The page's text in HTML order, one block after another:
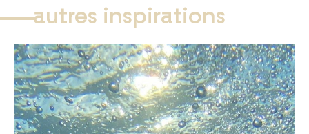
autres inspirations